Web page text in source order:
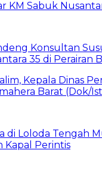
Konsultan
35 di Perairan
di Loloda Tengah
Kapal Perintis